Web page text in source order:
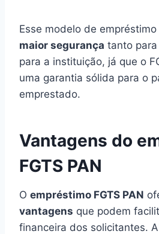
Esse modelo de
maior segurança tanto
para a instituição, já que o
uma garantia sólida para o
emprestado.
Vantagens do
FGTS PAN
O empréstimo FGTS PAN
vantagens que podem
financeira dos solicitantes.